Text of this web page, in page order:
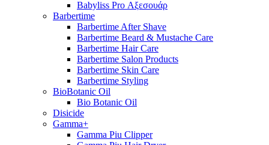
Babyliss Pro Αξεσουάρ
Barbertime
Barbertime After Shave
Barbertime Beard & Mustache Care
Barbertime Hair Care
Barbertime Salon Products
Barbertime Skin Care
Barbertime Styling
BioBotanic Oil
Bio Botanic Oil
Disicide
Gamma+
Gamma Piu Clipper